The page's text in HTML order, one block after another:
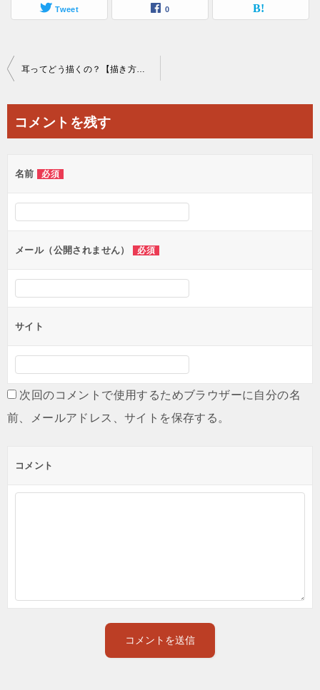
Tweet 0
投
ビ
ー
シ
ン
耳ってどう描くの？【描き方・人物・キャラクター】
コメントを残す
名前 必須
メール（公開されません） 必須
サイト
次回のコメントで使用するためブラウザーに自分の名
前、メールアドレス、サイトを保存する。
コメント